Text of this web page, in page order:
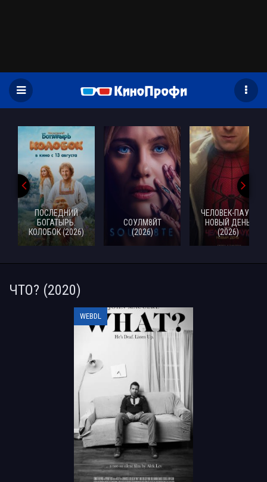
ПОСЛЕДНИЙ
БОГАТЫРЬ.
КОЛОБОК (2026)
СОУЛМ8ЙТ
(2026)
ЧЕЛОВЕК-ПАУК:
НОВЫЙ ДЕНЬ
(2026)
ЧТО? (2020)
WEBDL